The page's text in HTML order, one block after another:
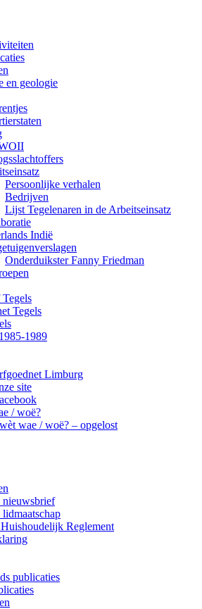
en geologie
Persoonlijke verhalen
Bedrijven
Lijst Tegelenaren in de Arbeitseinsatz
Indië
Onderduikster Fanny Friedman
Tegels
1989
Limburg
site
/ woë?
wae / woë? – opgelost
nieuwsbrief
Huishoudelijk Reglement
publicaties